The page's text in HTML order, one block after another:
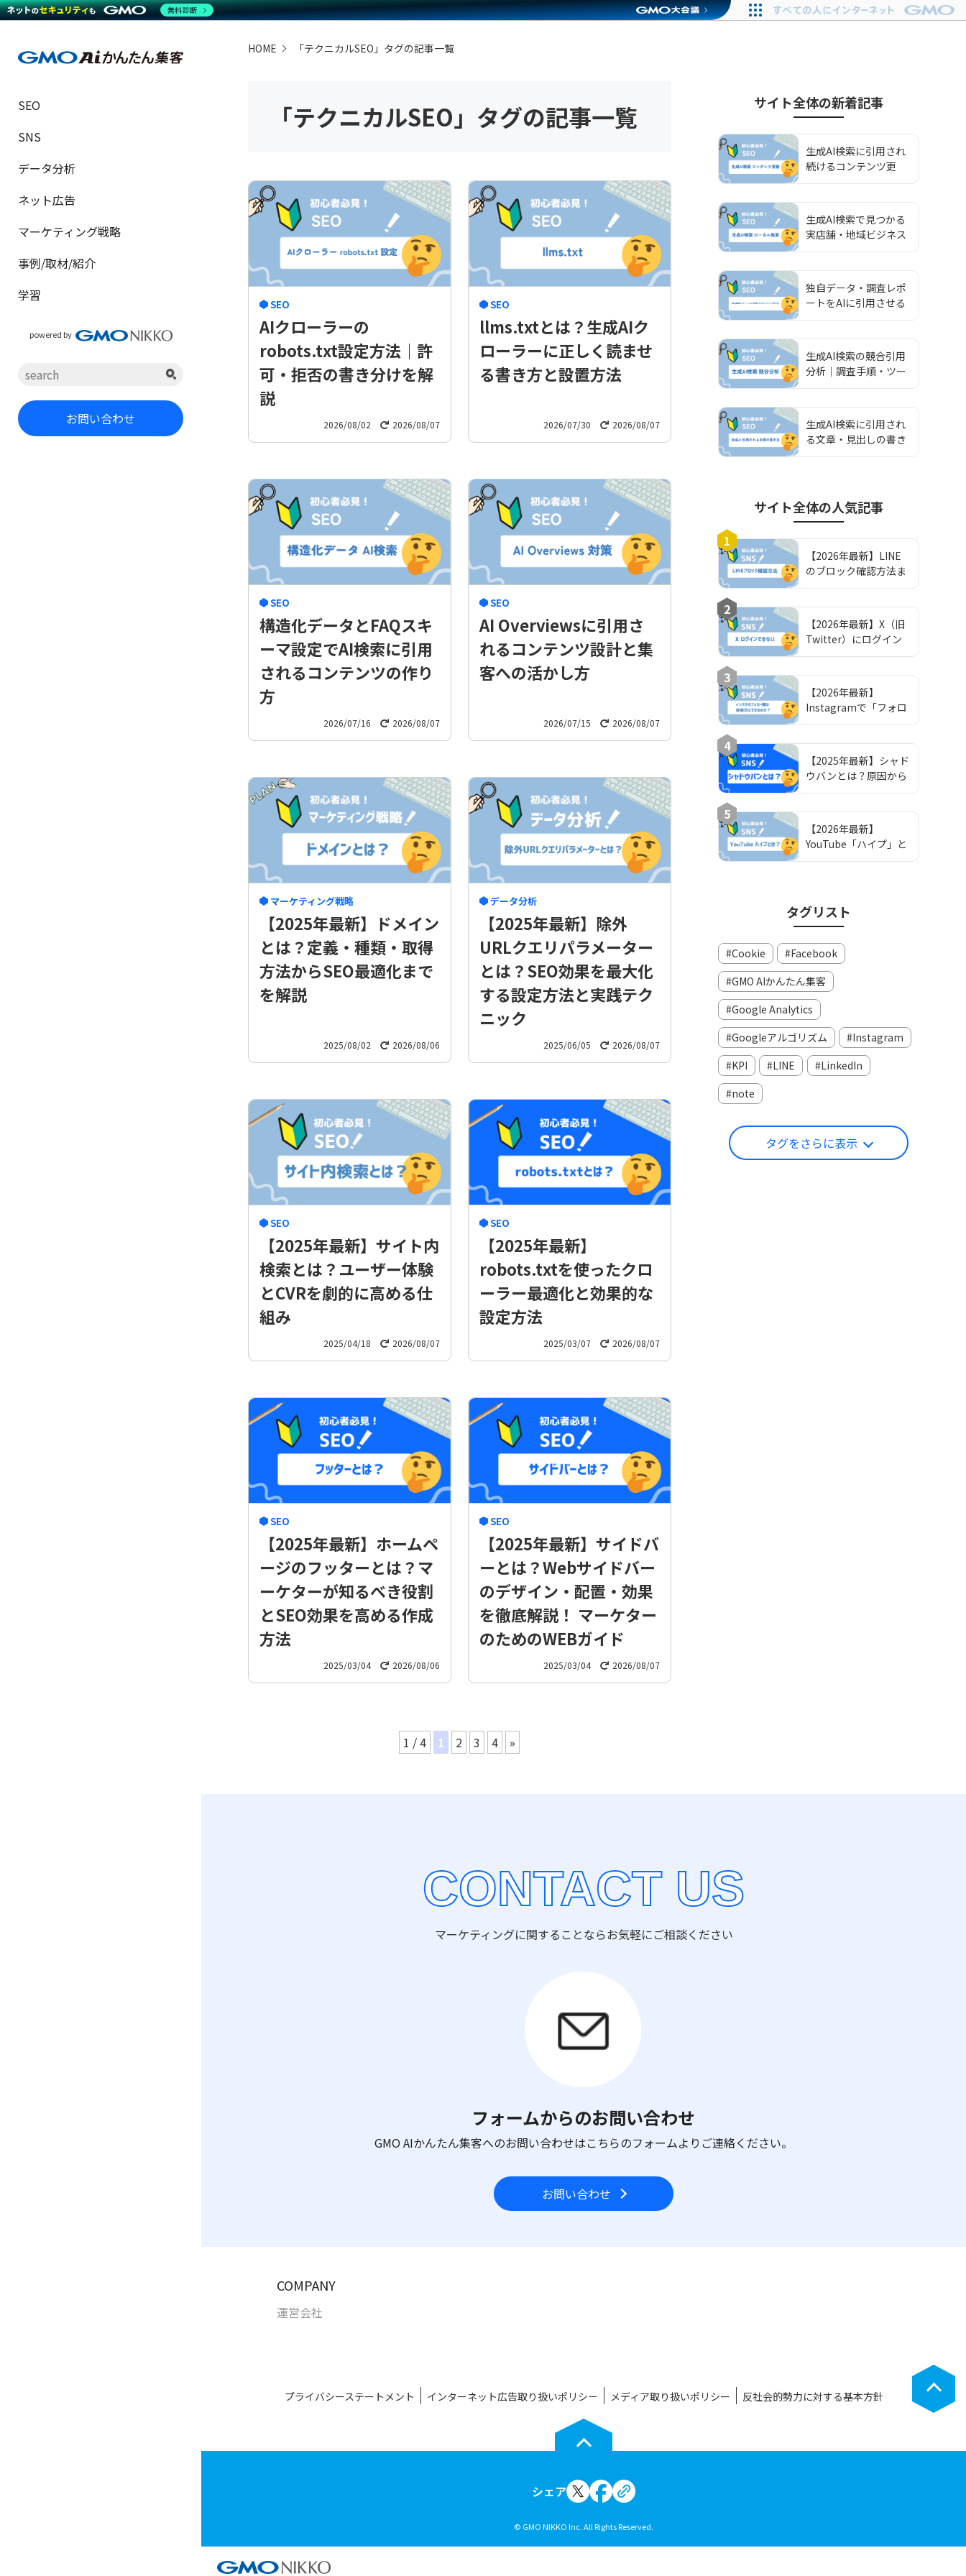
SEO
SNS
データ分析
ネット広告
マーケティング戦略
事例/取材/紹介
学習
powered by
お問い合わせ
HOME 「テクニカルSEO 」タグの記事一覧
「テクニカルSEO 」タグの記事一覧
SEO
AIクローラーの
robots.txt設定方法｜許
可・拒否の書き分けを解
説
2026/08/02 2026/08/07
SEO
llms.txtとは？生成AIク
ローラーに正しく読ませ
る書き方と設置方法
2026/07/30 2026/08/07
SEO
構造化データとFAQスキ
ーマ設定でAI検索に引用
されるコンテンツの作り
方
2026/07/16 2026/08/07
SEO
AI Overviewsに引用さ
れるコンテンツ設計と集
客への活かし方
2026/07/15 2026/08/07
マーケティング戦略
【2025年最新】ドメイン
とは？定義・種類・取得
方法からSEO最適化まで
を解説
2025/08/02 2026/08/06
データ分析
【2025年最新】除外
URLクエリパラメーター
とは？SEO効果を最大化
する設定方法と実践テク
ニック
2025/06/05 2026/08/07
SEO
【2025年最新】サイト内
検索とは？ユーザー体験
とCVRを劇的に高める仕
組み
2025/04/18 2026/08/07
SEO
【2025年最新】
robots.txtを使ったクロ
ーラー最適化と効果的な
設定方法
2025/03/07 2026/08/07
SEO
【2025年最新】ホームペ
ージのフッターとは？マ
ーケターが知るべき役割
とSEO効果を高める作成
方法
2025/03/04 2026/08/06
SEO
【2025年最新】サイドバ
ーとは？Webサイドバー
のデザイン・配置・効果
を徹底解説！ マーケター
のためのWEBガイド
2025/03/04 2026/08/07
1 / 4 1 2 3 4 »
サイト全体の新着記事
生成AI検索に引用され
続けるコンテンツ更
新・鮮度管理の実践ガ
生成AI検索で見つかる
実店舗・地域ビジネス
を作るローカルAIO集
独自データ・調査レポ
ートをAIに引用させる
一次情報コンテンツの
生成AI検索の競合引用
分析｜調査手順・ツー
ル比較・施策への落と
生成AI検索に引用され
る文章・見出しの書き
方｜実践ライティング
サイト全体の人気記事
1
【2026年最新】LINE
のブロック確認方法ま
とめ！確認方法から注
2
【2026年最新】X（旧
Twitter）にログイン
できない原因と対処ガ
3
【2026年最新】
Instagramで「フォロ
ー欄を非公開」にする
用の完全ガイド
4
【2025年最新】シャド
ウバンとは？原因から
解除方法・対策までを
5
【2026年最新】
YouTube「ハイプ」と
は？仕組み・使い方・
タグリスト
Cookie
Facebook
GMO AIかんたん集客
Google Analytics
Googleアルゴリズム
Instagram
KPI
LINE
LinkedIn
note
タグをさらに表示
CONTACT US
マーケティングに関することならお気軽にご相談ください
フォームからのお問い合わせ
GMO AIかんたん集客へのお問い合わせはこちらのフォームよりご連絡ください。
お問い合わせ
COMPANY
運営会社
プライバシーステートメント インターネット広告取り扱いポリシ－ メディア取り扱いポリシー 反社会的勢力に対する基本方針
シェア
© GMO NIKKO Inc. All Rights Reserved.
無料診断